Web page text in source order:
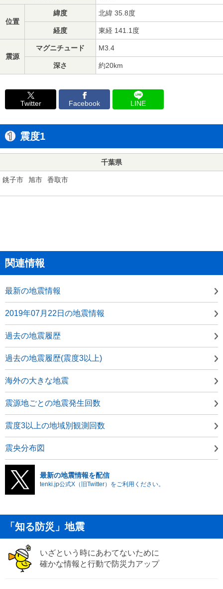
位置
緯度 北緯 35.8度
経度 東経 141.1度
震源
マグニチュード M3.4
深さ 約20km
Twitter Facebook LINE
震度1
千葉県
銚子市 旭市 香取市
関連情報
最新の地震情報
2019年07月22日の地震情報
過去の地震履歴
過去の地震履歴(震度3以上)
海外の大きな地震
震源地ごとの地震発生回数
震度3以上の地域別観測回数
震央分布図
最新の地震情報を配信
tenki.jp公式X（旧Twitter）をご利用ください。
「知る防災」地震
いざという時にあわてないために
確かな情報と行動で防災力アップ